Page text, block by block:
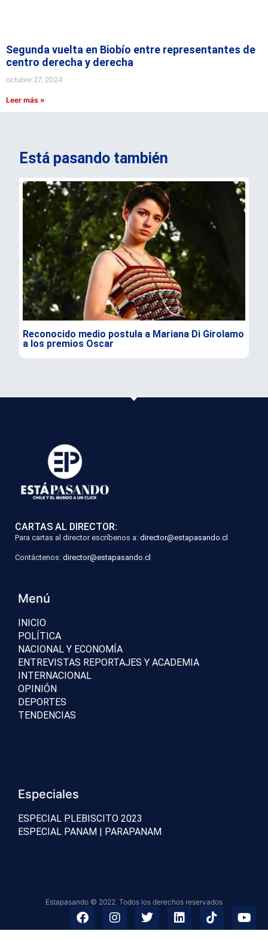
Segunda vuelta en Biobío entre representantes de
centro derecha y derecha
octubre 27, 2024
Leer más »
Está pasando también
Reconocido medio postula a Mariana Di Girolamo
a los premios Oscar
CARTAS AL DIRECTOR:
Para cartas al director escríbenos a: director@estapasando.cl
Contáctenos: director@estapasando.cl
Menú
INICIO
POLÍTICA
NACIONAL Y ECONOMÍA
ENTREVISTAS REPORTAJES Y ACADEMIA
INTERNACIONAL
OPINIÓN
DEPORTES
TENDENCIAS
Especiales
ESPECIAL PLEBISCITO 2023
ESPECIAL PANAM | PARAPANAM
Estapasando © 2022. Todos los derechos reservados